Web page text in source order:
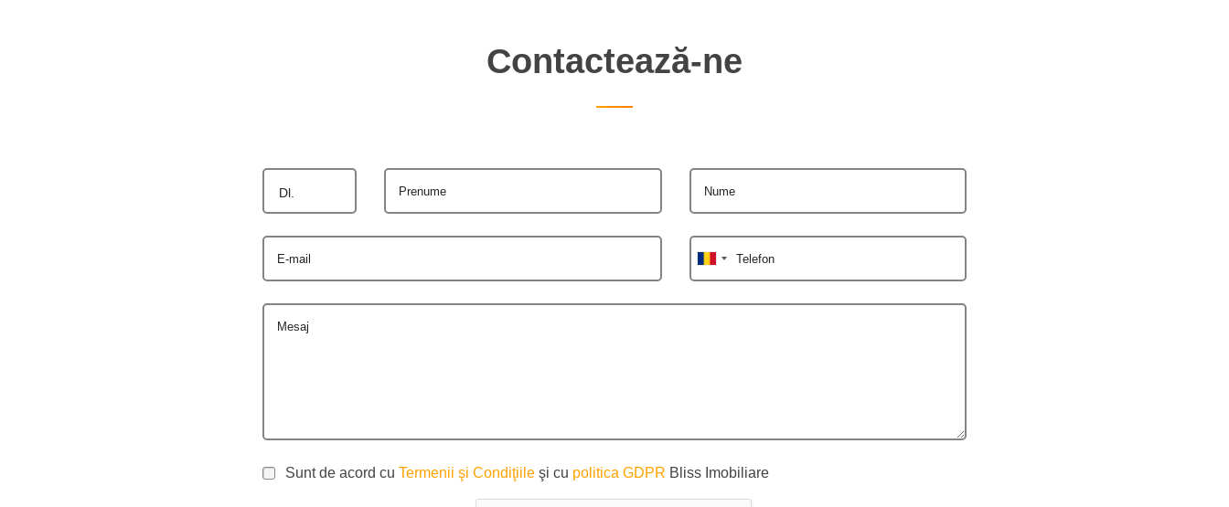
Contactează-ne
Dl. Prenume Nume
E-mail Telefon
Mesaj
Sunt de acord cu Termenii şi Condiţiile şi cu politica GDPR Bliss Imobiliare